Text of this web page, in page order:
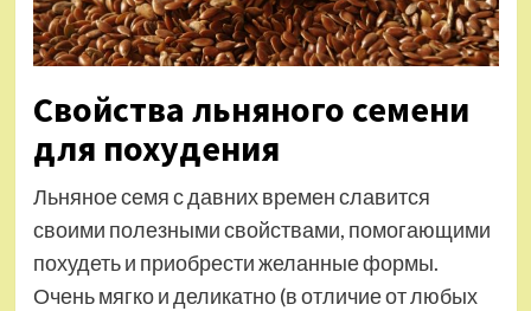
Свойства льняного семени
для похудения
Льняное семя с давних времен славится
своими полезными свойствами, помогающими
похудеть и приобрести желанные формы.
Очень мягко и деликатно (в отличие от любых